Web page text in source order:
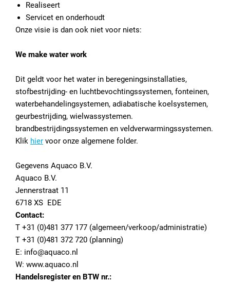
Realiseert
Servicet en onderhoudt
Onze visie is dan ook niet voor niets:
We make water work
Dit geldt voor het water in beregeningsinstallaties,
stofbestrijding- en luchtbevochtingssystemen, fonteinen,
waterbehandelingsystemen, adiabatische koelsystemen,
geurbestrijding, wielwassystemen.
brandbestrijdingssystemen en veldverwarmingssystemen.
Klik hier voor onze algemene folder.
Gegevens Aquaco B.V.
Aquaco B.V.
Jennerstraat 11
6718 XS EDE
Contact:
T +31 (0)481 377 177 (algemeen/verkoop/administratie)
T +31 (0)481 372 720 (planning)
E: info@aquaco.nl
W: www.aquaco.nl
Handelsregister en BTW nr.: